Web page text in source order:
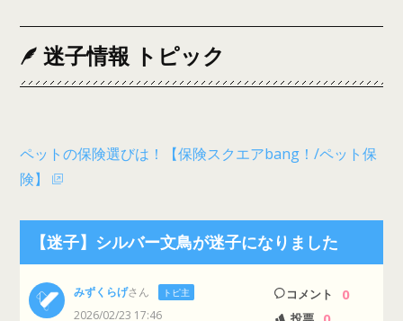
迷子情報 トピック
ペットの保険選びは！【保険スクエアbang！/ペット保
険】
【迷子】シルバー文鳥が迷子になりました
みずくらげさん トピ主
2026/02/23 17:46
コメント 0